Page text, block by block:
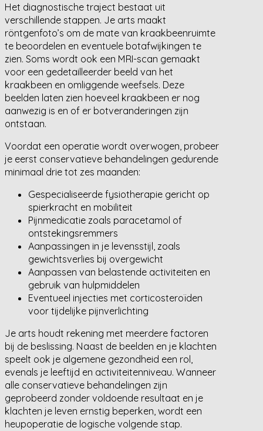
Het diagnostische traject bestaat uit
verschillende stappen. Je arts maakt
röntgenfoto’s om de mate van kraakbeenruimte
te beoordelen en eventuele botafwijkingen te
zien. Soms wordt ook een MRI-scan gemaakt
voor een gedetailleerder beeld van het
kraakbeen en omliggende weefsels. Deze
beelden laten zien hoeveel kraakbeen er nog
aanwezig is en of er botveranderingen zijn
ontstaan.
Voordat een operatie wordt overwogen, probeer
je eerst conservatieve behandelingen gedurende
minimaal drie tot zes maanden:
Gespecialiseerde fysiotherapie gericht op
spierkracht en mobiliteit
Pijnmedicatie zoals paracetamol of
ontstekingsremmers
Aanpassingen in je levensstijl, zoals
gewichtsverlies bij overgewicht
Aanpassen van belastende activiteiten en
gebruik van hulpmiddelen
Eventueel injecties met corticosteroïden
voor tijdelijke pijnverlichting
Je arts houdt rekening met meerdere factoren
bij de beslissing. Naast de beelden en je klachten
speelt ook je algemene gezondheid een rol,
evenals je leeftijd en activiteitenniveau. Wanneer
alle conservatieve behandelingen zijn
geprobeerd zonder voldoende resultaat en je
klachten je leven ernstig beperken, wordt een
heupoperatie de logische volgende stap.